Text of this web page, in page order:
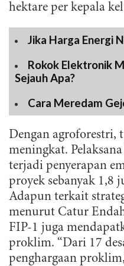
hektare per kepala
Jika Harga Energi
Rokok Elektronik
Sejauh Apa?
Cara Meredam
Dengan agroforestri,
meningkat.
terjadi penyerapan
proyek sebanyak 1,8
Adapun terkait
menurut Catur
FIP-1 juga
proklim. “Dari 17
penghargaan